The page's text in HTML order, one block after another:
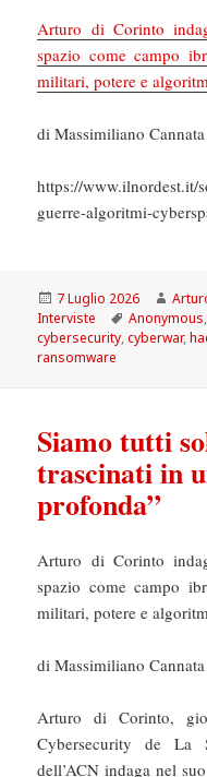
Arturo di Corinto
spazio come campo
militari, potere e
di Massimiliano
https://www.ilnordest.it/
guerre-algoritmi-
Scritto
il
7 Luglio 2026
Interviste
Tag
Anonymous
cybersecurity,cyberwar,
ransomware
Siamo tutti
trascinati in
profonda”
Arturo di Corinto
spazio come campo
militari, potere e
di Massimiliano
Arturo di Corinto,
Cybersecurity de La
dell’ACN indaga nel